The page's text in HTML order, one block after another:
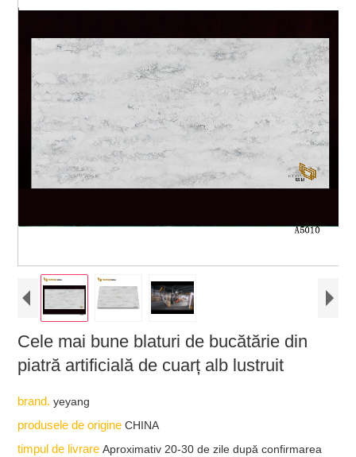
Cele mai bune blaturi de bucătărie din
piatră artificială de cuarț alb lustruit
brand.yeyang
produsele de origineCHINA
timpul de livrareAproximativ 20-30 de zile după confirmarea